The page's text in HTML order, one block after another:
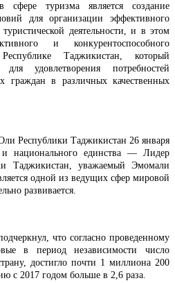
сфере туризма является создание
для организации эффективного
деятельности, и в этом
и конкурентоспособного
Таджикистан, который
для удовлетворения потребностей
граждан в различных качественных
Республики Таджикистан 26 января
национального единства — Лидер
Таджикистан, уважаемый Эмомали
одной из ведущих сфер мировой
развивается.
что согласно проведенному
в период независимости число
достигло почти 1 миллиона 200
с 2017 годом больше в 2,6 раза.